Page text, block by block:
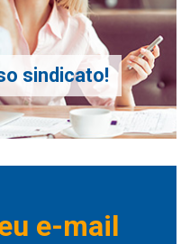
sindicato!
e-mail